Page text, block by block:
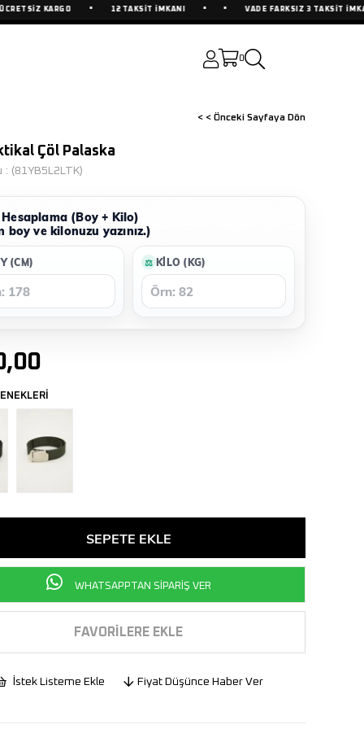
KARGO • 12 TAKSİT İMKANI • • VADE FARKSIZ 3 TAKSİT İMKANI
0
< < Önceki Sayfaya Dön
Çöl Palaska
(81YB5L2LTK)
(Boy + Kilo)
boy ve kilonuzu yazınız.)
(CM) KILO (KG)
WHATSAPPTAN SİPARİŞ VER
FAVORILERE EKLE
İstek Listeme Ekle Fiyat Düşünce Haber Ver